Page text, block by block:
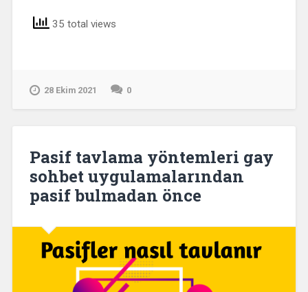
35 total views
28 Ekim 2021 0
Pasif tavlama yöntemleri gay
sohbet uygulamalarından
pasif bulmadan önce